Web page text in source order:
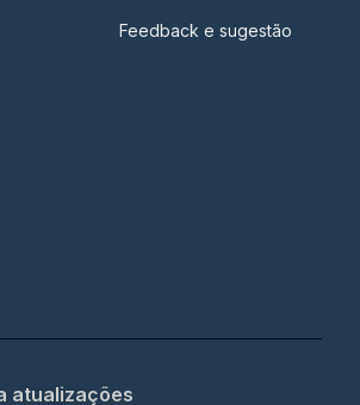
Feedback e sugestão
atualizações